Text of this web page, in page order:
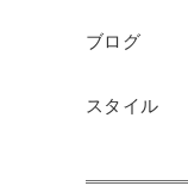
ブログ
スタイル